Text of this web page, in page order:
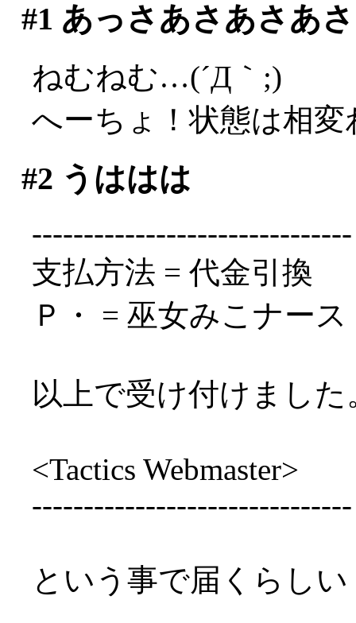
#1 あっさあさあさあ
ねむねむ…(´Д｀;)
へーちょ！状態は相
#2 うははは
-------------------------------
支払方法 = 代金引換
Ｐ・ = 巫女みこナー
以上で受け付けまし
<Tactics Webmaster>
-------------------------------
という事で届くらし